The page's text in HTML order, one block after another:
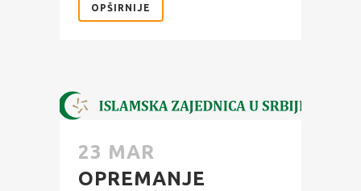
OPŠIRNIJE
23 MAR
OPREMANJE